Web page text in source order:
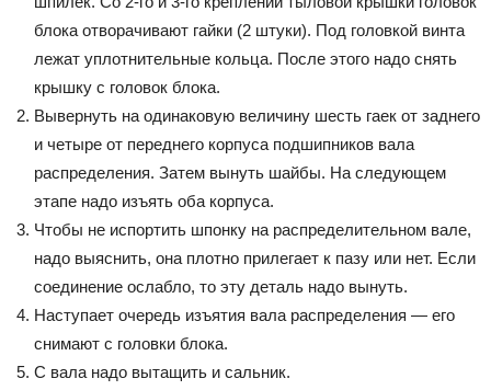
блока отворачивают гайки (2 штуки). Под головкой винта
лежат уплотнительные кольца. После этого надо снять
крышку с головок блока.
Вывернуть на одинаковую величину шесть гаек от заднего
и четыре от переднего корпуса подшипников вала
распределения. Затем вынуть шайбы. На следующем
этапе надо изъять оба корпуса.
Чтобы не испортить шпонку на распределительном вале,
надо выяснить, она плотно прилегает к пазу или нет. Если
соединение ослабло, то эту деталь надо вынуть.
Наступает очередь изъятия вала распределения — его
снимают с головки блока.
С вала надо вытащить и сальник.